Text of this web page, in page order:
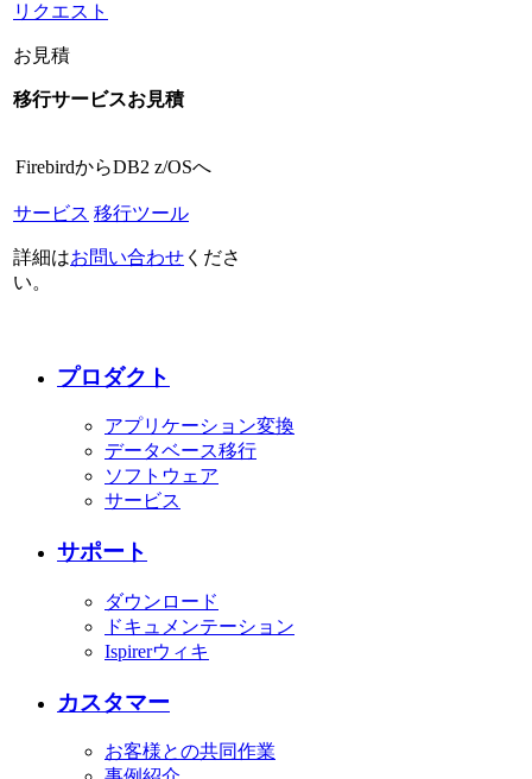
リクエスト
お見積
移行サービスお見積
FirebirdからDB2 z/OSへ
サービス 移行ツール
詳細はお問い合わせ くださ
い。
プロダクト
アプリケーション変換
データベース移行
ソフトウェア
サービス
サポート
ダウンロード
ドキュメンテーション
Ispirerウィキ
カスタマー
お客様との共同作業